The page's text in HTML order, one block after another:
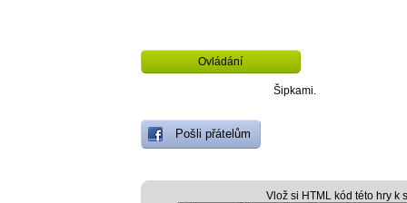
Ovládání
Šipkami.
Pošli přátelům
Vlož si HTML kód této hry k